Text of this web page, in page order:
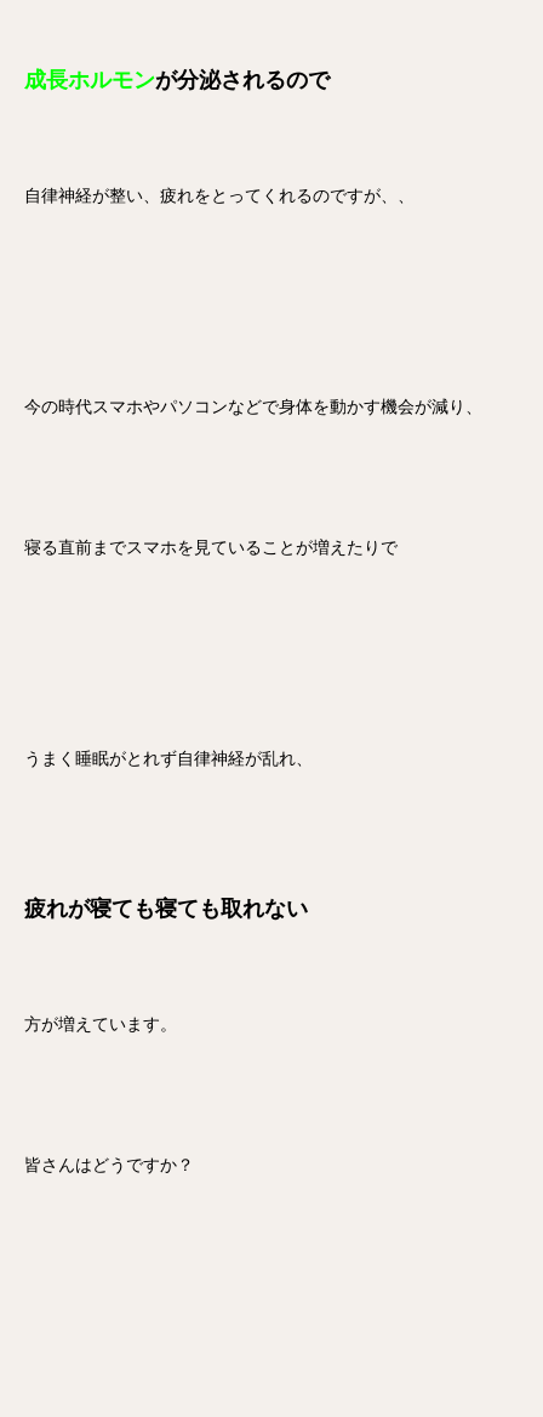
成長ホルモンが分泌されるので
自律神経が整い、疲れをとってくれるのですが、、
今の時代スマホやパソコンなどで身体を動かす機会が減り、
寝る直前までスマホを見ていることが増えたりで
うまく睡眠がとれず自律神経が乱れ、
疲れが寝ても寝ても取れない
方が増えています。
皆さんはどうですか？